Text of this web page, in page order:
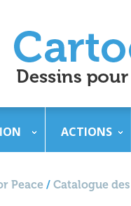
ACTIONS
Peace / Catalogue